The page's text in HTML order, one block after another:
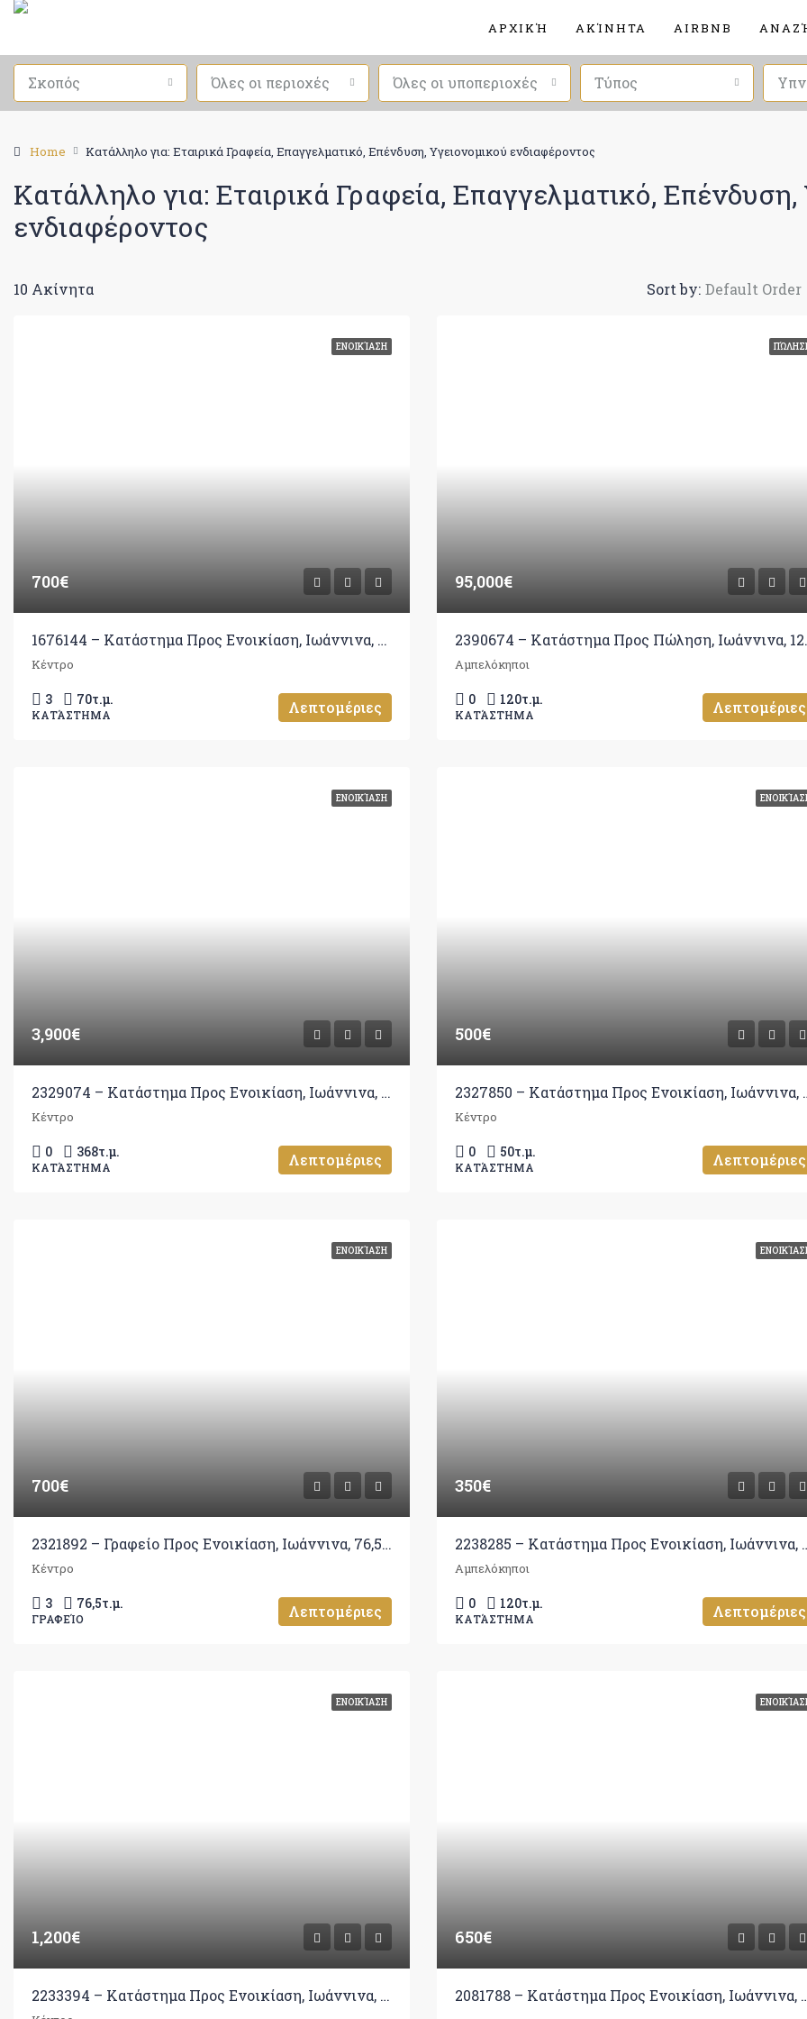
ΑΡΧΙΚΉ ΑΚΊΝΗΤΑ AIRBNB
Σκοπός Όλες οι περιοχές Όλες οι υποπεριοχές Τύπος
Home Κατάλληλο για: Εταιρικά Γραφεία, Επαγγελματικό, Επένδυση, Υγειονομικού ενδιαφέροντος
Κατάλληλο για: Εταιρικά Γραφεία, Επαγγελματικό, Επένδυση,
ενδιαφέροντος
10 Ακίνητα Sort by: Default Order
ΕΝΟΙΚΊΑΣΗ
700€
1676144 – Κατάστημα Προς Ενοικίαση, Ιωάννινα, 70 τ.μ., €700
Κέντρο
3 70τ.μ.
ΚΑΤΆΣΤΗΜΑ Λεπτομέριες
95,000€
2390674 –
Αμπελόκηποι
0 120τ.μ.
ΚΑΤΆΣΤΗΜΑ Λεπτομέριες
ΕΝΟΙΚΊΑΣΗ
3,900€
2329074 – Κατάστημα Προς Ενοικίαση, Ιωάννινα, 368 τ.μ., €3.900
Κέντρο
0 368τ.μ.
ΚΑΤΆΣΤΗΜΑ Λεπτομέριες
500€
2327850 –
Κέντρο
0 50τ.μ.
ΚΑΤΆΣΤΗΜΑ Λεπτομέριες
ΕΝΟΙΚΊΑΣΗ
700€
2321892 – Γραφείο Προς Ενοικίαση, Ιωάννινα, 76,50 τ.μ., €700
Κέντρο
3 76,5τ.μ.
ΓΡΑΦΕΊΟ Λεπτομέριες
350€
2238285 –
Αμπελόκηποι
0 120τ.μ.
ΚΑΤΆΣΤΗΜΑ Λεπτομέριες
ΕΝΟΙΚΊΑΣΗ
1,200€
2233394 – Κατάστημα Προς Ενοικίαση, Ιωάννινα, 222 τ.μ., €1.200
650€
2081788 – Κατάστημα